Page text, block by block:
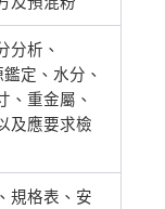
分析、
定、水分、
、重金屬、
及應要求檢
規格表、安